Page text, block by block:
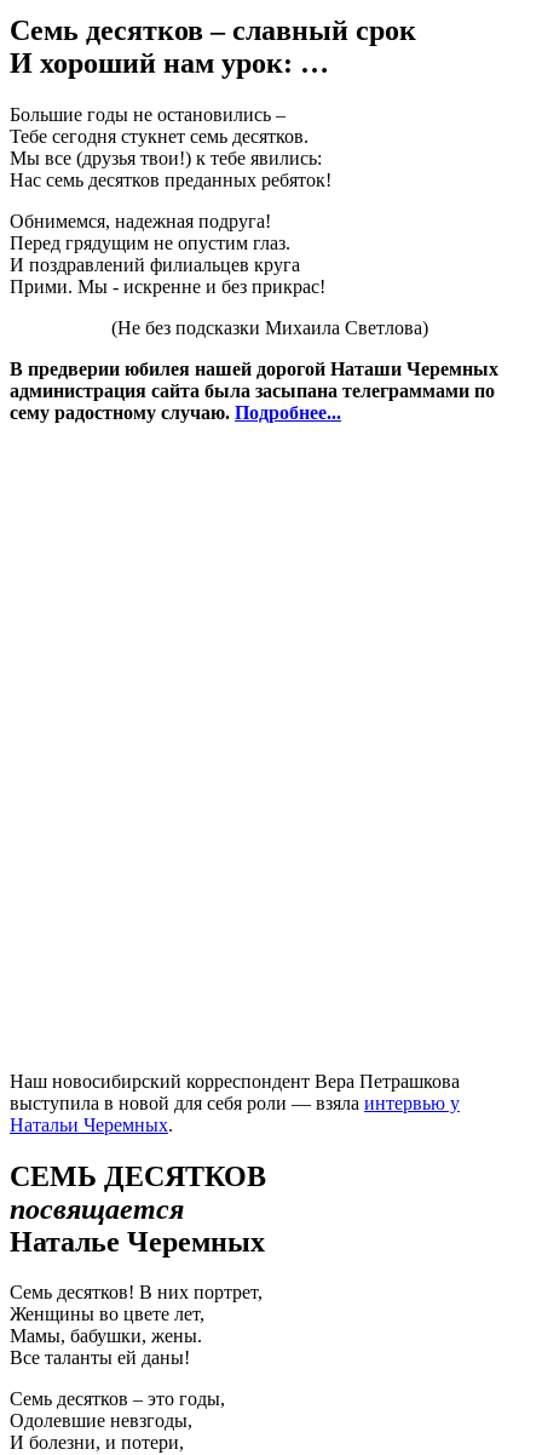
Семь десятков – славный срок
И хороший нам урок: …
Большие годы не остановились –
Тебе сегодня стукнет семь десятков.
Мы все (друзья твои!) к тебе явились:
Нас семь десятков преданных ребяток!
Обнимемся, надежная подруга!
Перед грядущим не опустим глаз.
И поздравлений филиальцев круга
Прими. Мы - искренне и без прикрас!
(Не без подсказки Михаила Светлова)
В предверии юбилея нашей дорогой Наташи Черемных
администрация сайта была засыпана телеграммами по
сему радостному случаю. Подробнее...
Наш новосибирский корреспондент Вера Петрашкова
выступила в новой для себя роли — взяла интервью у
Натальи Черемных.
СЕМЬ ДЕСЯТКОВ
посвящается
Наталье Черемных
Семь десятков! В них портрет,
Женщины во цвете лет,
Мамы, бабушки, жены.
Все таланты ей даны!
Семь десятков – это годы,
Одолевшие невзгоды,
И болезни, и потери,